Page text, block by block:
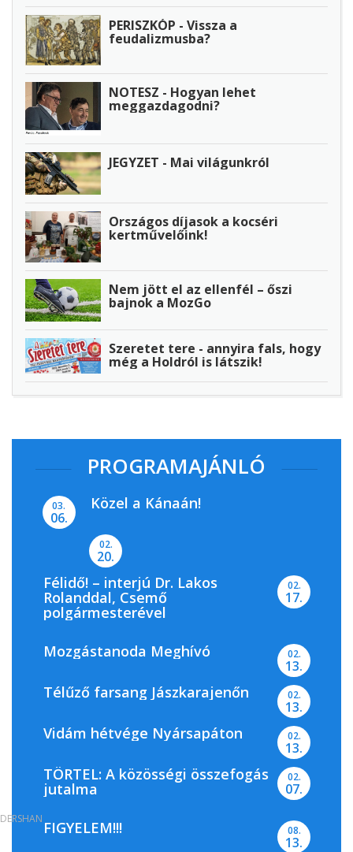
PERISZKÓP - Vissza a
feudalizmusba?
NOTESZ - Hogyan lehet
meggazdagodni?
JEGYZET - Mai világunkról
Országos díjasok a kocséri
kertművelőink!
Nem jött el az ellenfél – őszi
bajnok a MozGo
Szeretet tere - annyira fals, hogy
még a Holdról is látszik!
PROGRAMAJÁNLÓ
03.
06.
Közel a Kánaán!
02.
20.
Félidő! – interjú Dr. Lakos
Rolanddal, Csemő
polgármesterével
02.
17.
Mozgástanoda Meghívó 02.
13.
Télűző farsang Jászkarajenőn 02.
13.
Vidám hétvége Nyársapáton 02.
13.
TÖRTEL: A közösségi összefogás
jutalma
02.
07.
FIGYELEM!!! 08.
13.
DERSHAN